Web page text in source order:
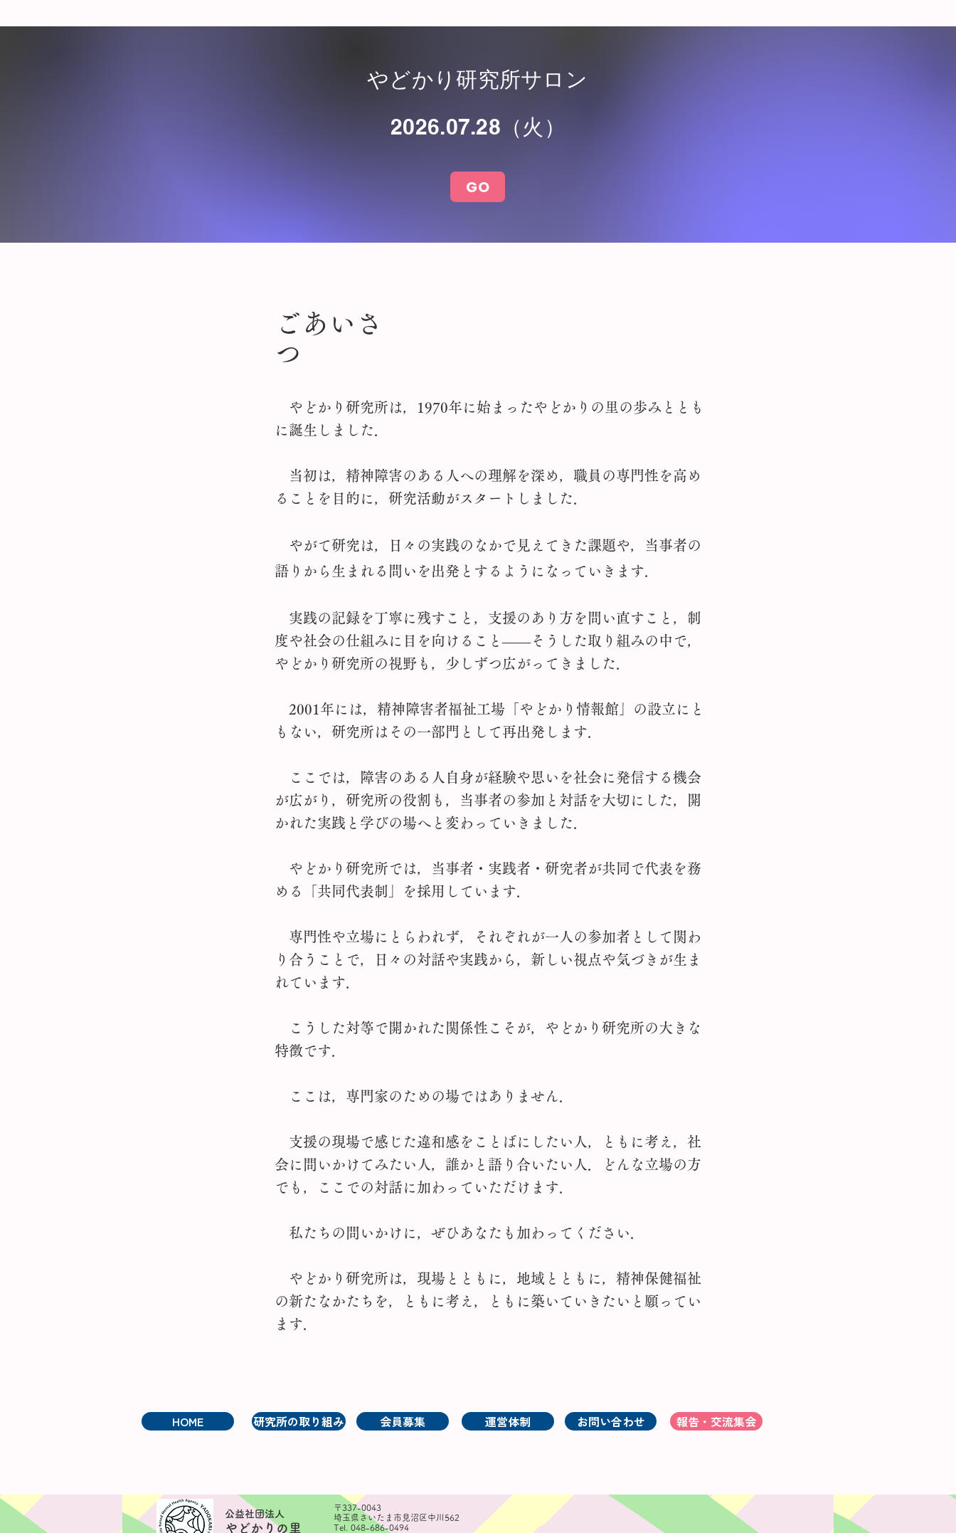
やどかり研究所サロン
2026.07.28（火）
GO
ごあいさ
つ
やどかり研究所は，1970年に始まったやどかりの里の歩みととも
に誕生しました．
当初は，精神障害のある人への理解を深め，職員の専門性を高め
ることを目的に，研究活動がスタートしました．
やがて研究は，日々の実践のなかで見えてきた課題や，当事者の
語りから生まれる問いを出発とするようになっていきます．
実践の記録を丁寧に残すこと，支援のあり方を問い直すこと，制
度や社会の仕組みに目を向けること――そうした取り組みの中で，
やどかり研究所の視野も，少しずつ広がってきました．
2001年には，精神障害者福祉工場「やどかり情報館」の設立にと
もない，研究所はその一部門として再出発します．
ここでは，障害のある人自身が経験や思いを社会に発信する機会
が広がり，研究所の役割も，当事者の参加と対話を大切にした，開
かれた実践と学びの場へと変わっていきました．
やどかり研究所では，当事者・実践者・研究者が共同で代表を務
める「共同代表制」を採用しています．
専門性や立場にとらわれず，それぞれが一人の参加者として関わ
り合うことで，日々の対話や実践から，新しい視点や気づきが生ま
れています．
こうした対等で開かれた関係性こそが，やどかり研究所の大きな
特徴です．
ここは，専門家のための場ではありません．
支援の現場で感じた違和感をことばにしたい人，ともに考え，社
会に問いかけてみたい人，誰かと語り合いたい人．どんな立場の方
でも，ここでの対話に加わっていただけます．
私たちの問いかけに，ぜひあなたも加わってください．
やどかり研究所は，現場とともに，地域とともに，精神保健福祉
の新たなかたちを，ともに考え，ともに築いていきたいと願ってい
ます．​
HOME 研究所の取り組み 会員募集 運営体制 お問い合わせ 報告・交流集会
​公益社団法人
やどかりの里
〒337-0043
埼玉県さいたま市見沼区中川562
Tel. 048-686-0494